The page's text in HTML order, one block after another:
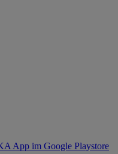
App im Google Playstore